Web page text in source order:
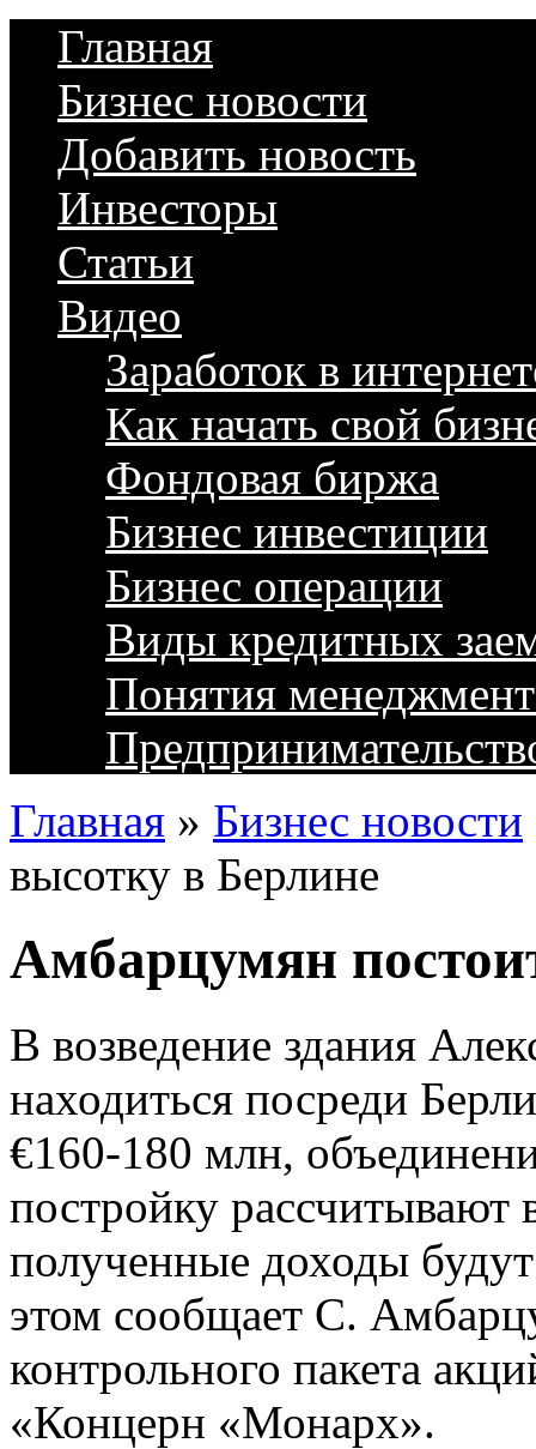
Главная
Бизнес новости
Добавить новость
Инвесторы
Статьи
Видео
Заработок в
Как начать свой
Фондовая биржа
Бизнес инвестиции
Бизнес операции
Виды кредитных
Понятия
Главная » Бизнес новости
высотку в Берлине
Амбарцумян
В возведение здания
находиться посреди
€160-180 млн,
постройку рассчитывают
полученные доходы
этом сообщает С.
контрольного пакета
«Концерн «Монарх».